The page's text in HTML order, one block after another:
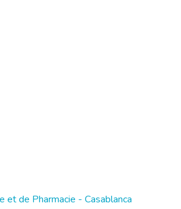
et de Pharmacie - Casablanca